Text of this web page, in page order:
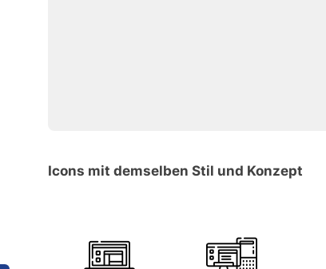
Icons mit demselben Stil und Konzept